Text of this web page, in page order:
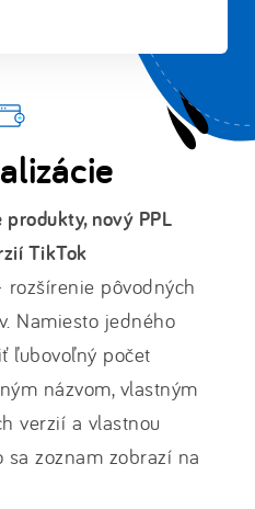
nový PPL
TikTok
pôvodných
Namiesto jedného
ľubovoľný počet
názvom, vlastným
verzií a vlastnou
sa zoznam zobrazí na